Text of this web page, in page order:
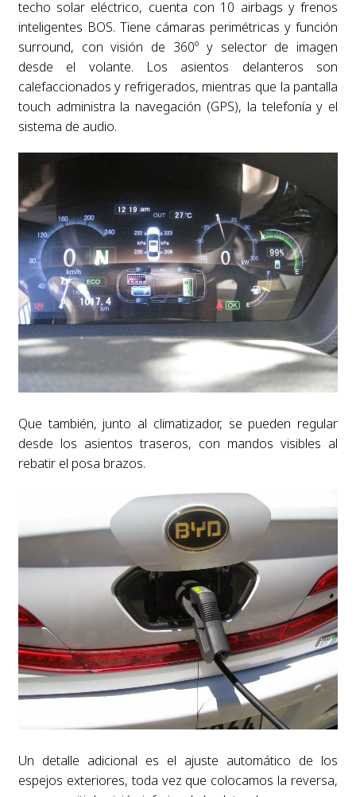
techo solar eléctrico, cuenta con 10 airbags y frenos
inteligentes BOS. Tiene cámaras perimétricas y función
surround, con visión de 360º y selector de imagen
desde el volante. Los asientos delanteros son
calefaccionados y refrigerados, mientras que la pantalla
touch administra la navegación (GPS), la telefonía y el
sistema de audio.
Que también, junto al climatizador, se pueden regular
desde los asientos traseros, con mandos visibles al
rebatir el posa brazos.
Un detalle adicional es el ajuste automático de los
espejos exteriores, toda vez que colocamos la reversa,